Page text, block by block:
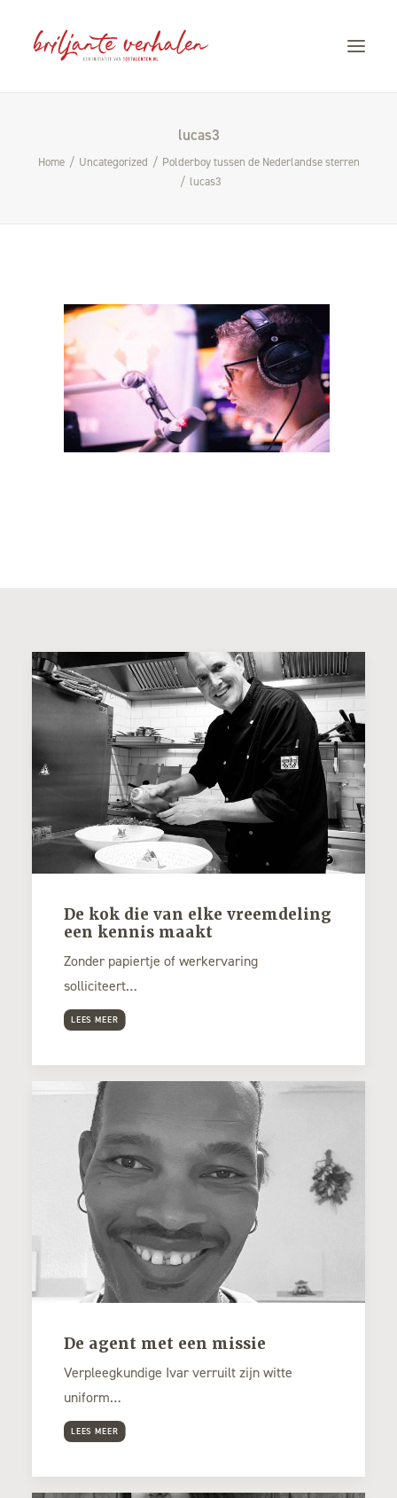
VERHALEN
101TALENTEN.NL
lucas3
Home Uncategorized
Polderboy tussen de Nederlandse sterren
lucas3
De kok die van elke vreemdeling
een kennis maakt
Zonder papiertje of werkervaring
solliciteert…
LEES MEER
De agent met een missie
Verpleegkundige Ivar verruilt zijn witte
uniform…
LEES MEER